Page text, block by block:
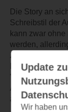
Die Story an
Schreibstil der
kann zwar
werden,
Das Buch
Alles in allem ist
auch gerne
Update
Wir haben